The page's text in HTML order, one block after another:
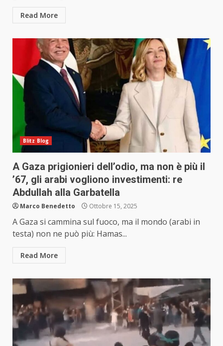
Read More
Blitz Blog
A Gaza prigionieri dell’odio, ma non è più il
’67, gli arabi vogliono investimenti: re
Abdullah alla Garbatella
Marco Benedetto Ottobre 15, 2025
A Gaza si cammina sul fuoco, ma il mondo (arabi in
testa) non ne può più: Hamas...
Read More